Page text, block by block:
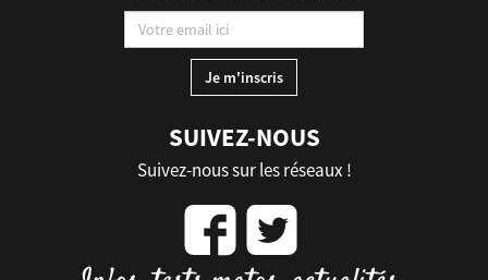
SUIVEZ-NOUS
Suivez-nous sur les réseaux !